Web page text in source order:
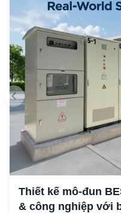
Thiết kế mô-đun
& công nghiệp với